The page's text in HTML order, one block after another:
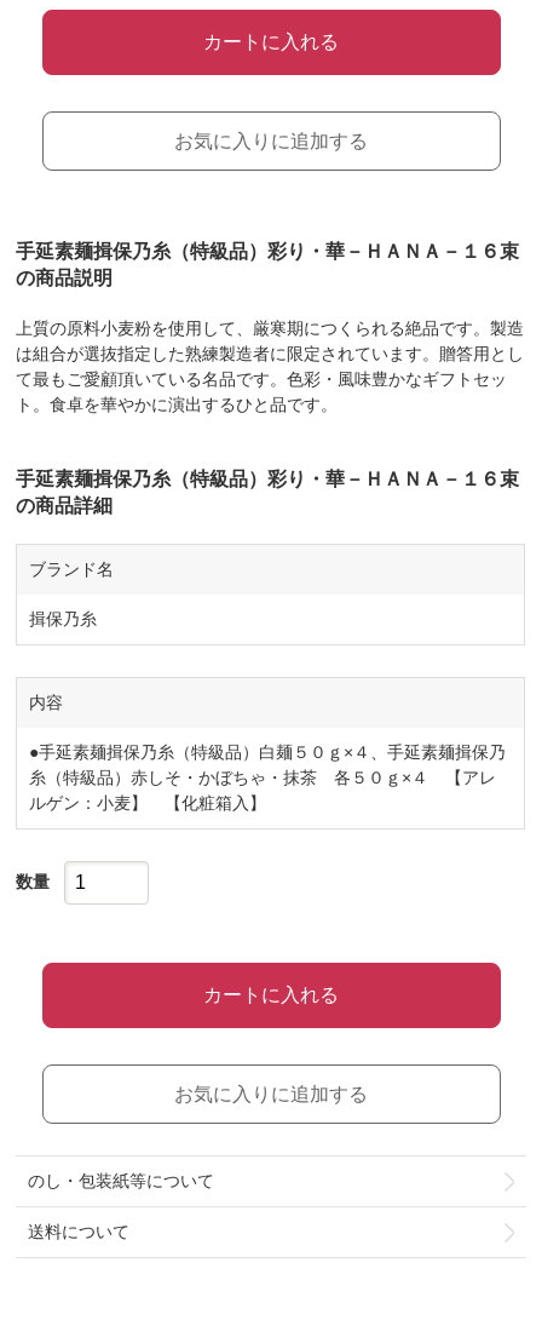
カートに入れる
お気に入りに追加する
手延素麺揖保乃糸（特級品）彩り・華－ＨＡＮＡ－１６束
の商品説明
上質の原料小麦粉を使用して、厳寒期につくられる絶品です。製造
は組合が選抜指定した熟練製造者に限定されています。贈答用とし
て最もご愛顧頂いている名品です。色彩・風味豊かなギフトセッ
ト。食卓を華やかに演出するひと品です。
手延素麺揖保乃糸（特級品）彩り・華－ＨＡＮＡ－１６束
の商品詳細
ブランド名
揖保乃糸
内容
●手延素麺揖保乃糸（特級品）白麺５０ｇ×４、手延素麺揖保乃
糸（特級品）赤しそ・かぼちゃ・抹茶 各５０ｇ×４ 【アレ
ルゲン：小麦】 【化粧箱入】
数量
カートに入れる
お気に入りに追加する
のし・包装紙等について
送料について